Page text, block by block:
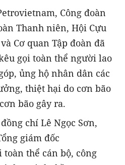
Công đoàn
Thanh niên, Hội Cựu
Cơ quan Tập đoàn đã
gọi toàn thể người lao
ủng hộ nhân dân các
thiệt hại do cơn bão
bão gây ra.
chí Lê Ngọc Sơn,
giám đốc
thể cán bộ, công